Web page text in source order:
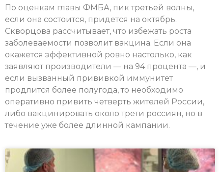
По оценкам главы ФМБА, пик третьей волны,
если она состоится, придется на октябрь.
Скворцова рассчитывает, что избежать роста
заболеваемости позволит вакцина. Если она
окажется эффективной ровно настолько, как
заявляют производители — на 94 процента —, и
если вызванный прививкой иммунитет
продлится более полугода, то необходимо
оперативно привить четверть жителей России,
либо вакцинировать около трети россиян, но в
течение уже более длинной кампании.